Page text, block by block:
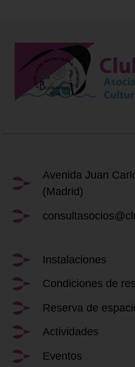
Avenida Juan
(Madrid)
Instalaciones
Condiciones de
Reserva de
Actividades
Eventos